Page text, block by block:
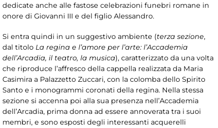
dedicate anche alle fastose celebrazioni funebri romane in
onore di Giovanni III e del figlio Alessandro.
Si entra quindi in un suggestivo ambiente (terza sezione,
dal titolo La regina e l’amore per l’arte: l’Accademia
dell’Arcadia, il teatro, la musica), caratterizzato da una volta
che riproduce l’affresco della cappella realizzata da Maria
Casimira a Palazzetto Zuccari, con la colomba dello Spirito
Santo e i monogrammi coronati della regina. Nella stessa
sezione si accenna poi alla sua presenza nell’Accademia
dell’Arcadia, prima donna ad essere annoverata tra i suoi
membri, e sono esposti degli interessanti acquerelli